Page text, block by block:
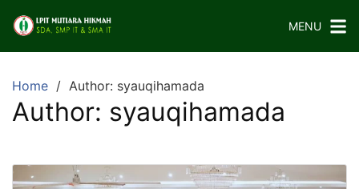
content
MENU
Home Author: syauqihamada
Author: syauqihamada